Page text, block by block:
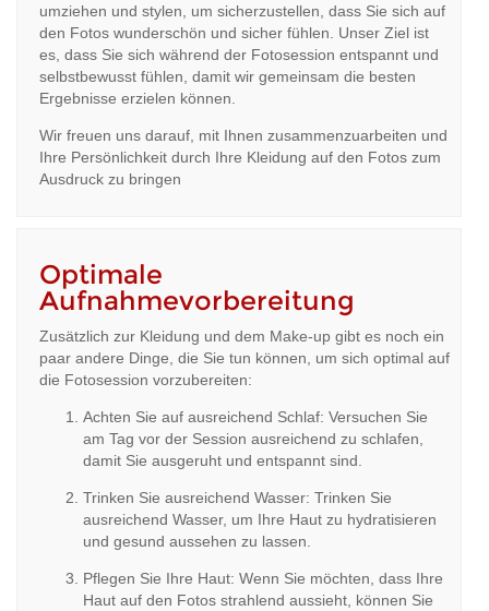
umziehen und stylen, um sicherzustellen, dass Sie sich auf
den Fotos wunderschön und sicher fühlen. Unser Ziel ist
es, dass Sie sich während der Fotosession entspannt und
selbstbewusst fühlen, damit wir gemeinsam die besten
Ergebnisse erzielen können.
Wir freuen uns darauf, mit Ihnen zusammenzuarbeiten und
Ihre Persönlichkeit durch Ihre Kleidung auf den Fotos zum
Ausdruck zu bringen
Optimale
Aufnahmevorbereitung
Zusätzlich zur Kleidung und dem Make-up gibt es noch ein
paar andere Dinge, die Sie tun können, um sich optimal auf
die Fotosession vorzubereiten:
Achten Sie auf ausreichend Schlaf: Versuchen Sie
am Tag vor der Session ausreichend zu schlafen,
damit Sie ausgeruht und entspannt sind.
Trinken Sie ausreichend Wasser: Trinken Sie
ausreichend Wasser, um Ihre Haut zu hydratisieren
und gesund aussehen zu lassen.
Pflegen Sie Ihre Haut: Wenn Sie möchten, dass Ihre
Haut auf den Fotos strahlend aussieht, können Sie